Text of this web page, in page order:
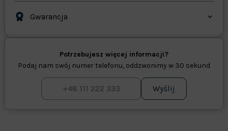
Gwarancja
Potrzebujesz więcej informacji?
Podaj nam swój numer telefonu, oddzwonimy w 30 sekund
Wyślij